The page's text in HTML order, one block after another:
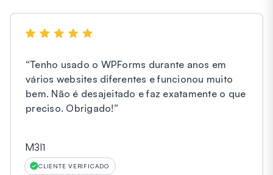
“Tenho usado o WPForms durante anos em
vários websites diferentes e funcionou muito
bem. Não é desajeitado e faz exatamente o que
preciso. Obrigado!”
M3l1
CLIENTE VERIFICADO